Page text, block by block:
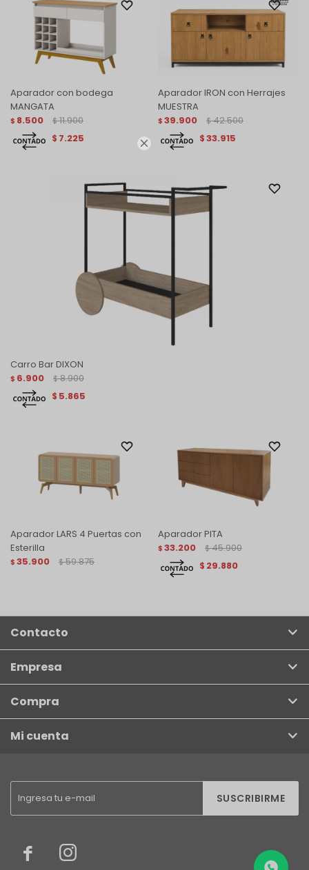

Aparador con bodega
MANGATA
$ 8.500 $ 11.900
$ 7.225
Aparador IRON con Herrajes
MUESTRA
$ 39.900 $ 42.500
$33.915
Carro Bar DIXON
$ 6.900 $ 8.900
$ 5.865
Aparador LARS 4 Puertas con
Esterilla
$ 35.900 $ 59.875
Aparador PITA
$ 33.200 $ 45.900
$ 29.880
SUSCRIBIRME
 
Contacto
Empresa
Compra
Mi cuenta